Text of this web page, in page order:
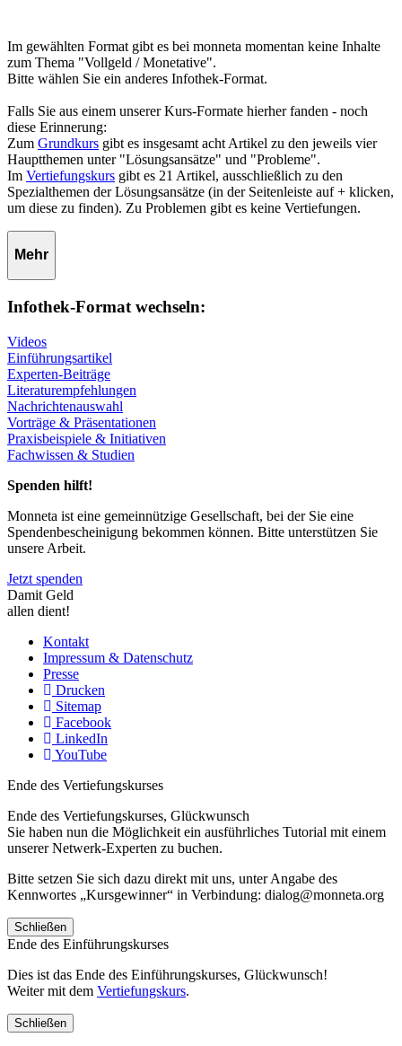
Im gewählten Format gibt es bei monneta momentan keine Inhalte
zum Thema "Vollgeld / Monetative".
Bitte wählen Sie ein anderes Infothek-Format.
Falls Sie aus einem unserer Kurs-Formate hierher fanden - noch
diese Erinnerung:
Zum Grundkurs gibt es insgesamt acht Artikel zu den jeweils vier
Hauptthemen unter "Lösungsansätze" und "Probleme".
Im Vertiefungskurs gibt es 21 Artikel, ausschließlich zu den
Spezialthemen der Lösungsansätze (in der Seitenleiste auf + klicken,
um diese zu finden). Zu Problemen gibt es keine Vertiefungen.
Mehr
Infothek-Format wechseln:
Videos
Einführungsartikel
Experten-Beiträge
Literaturempfehlungen
Nachrichtenauswahl
Vorträge & Präsentationen
Praxisbeispiele & Initiativen
Fachwissen & Studien
Spenden hilft!
Monneta ist eine gemeinnützige Gesellschaft, bei der Sie eine
Spendenbescheinigung bekommen können. Bitte unterstützen Sie
unsere Arbeit.
Jetzt spenden
Damit Geld
allen dient!
Kontakt
Impressum & Datenschutz
Presse
Drucken
Sitemap
Facebook
LinkedIn
YouTube
Ende des Vertiefungskurses
Ende des Vertiefungskurses, Glückwunsch
Sie haben nun die Möglichkeit ein ausführliches Tutorial mit einem
unserer Netwerk-Experten zu buchen.
Bitte setzen Sie sich dazu direkt mit uns, unter Angabe des
Kennwortes „Kursgewinner“ in Verbindung: dialog@monneta.org
Schließen
Ende des Einführungskurses
Dies ist das Ende des Einführungskurses, Glückwunsch!
Weiter mit dem Vertiefungskurs.
Schließen